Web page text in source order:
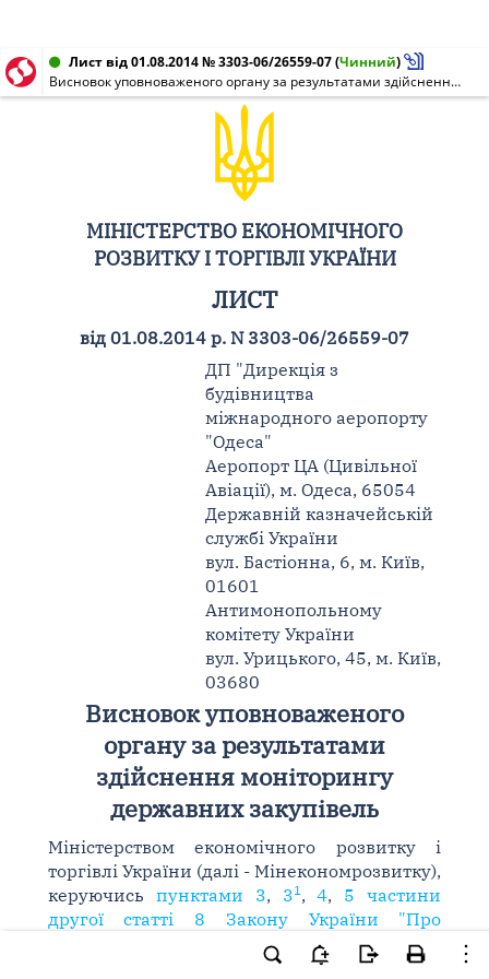
Лист від 01.08.2014 № 3303-06/26559-07(Чинний)
Висновок уповноваженого органу за результатами здійснення моніторингу державних закупівель
МІНІСТЕРСТВО ЕКОНОМІЧНОГО
РОЗВИТКУ І ТОРГІВЛІ УКРАЇНИ
ЛИСТ
від 01.08.2014 р. N 3303-06/26559-07
ДП "Дирекція з
будівництва
міжнародного аеропорту
"Одеса"
Аеропорт ЦА (Цивільної
Авіації), м. Одеса, 65054
Державній казначейській
службі України
вул. Бастіонна, 6, м. Київ,
01601
Антимонопольному
комітету України
вул. Урицького, 45, м. Київ,
03680
Висновок уповноваженого
органу за результатами
здійснення моніторингу
державних закупівель
Міністерством економічного розвитку і
торгівлі України (далі - Мінекономрозвитку),
керуючись пунктами 3, 31,4, 5 частини
другої статті 8 Закону України "Про
здійснення державних закупівель"(далі -
Закон) та Порядком здійснення